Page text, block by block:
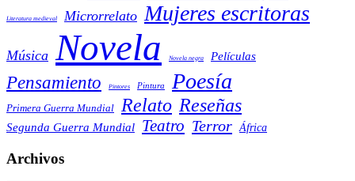
Literatura medieval Microrrelato Mujeres escritoras
Música Novela Novela negra Películas
Pensamiento Pintores Pintura Poesía
Primera Guerra Mundial Relato Reseñas
Segunda Guerra Mundial Teatro Terror África
Archivos